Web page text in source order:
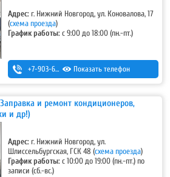
Адрес: г. Нижний Новгород, ул. Коновалова, 17
(схема проезда)
График работы:с 9:00 до 18:00 (пн.-пт.)
+7-903-600-41-19 Показать телефон
и ремонт кондиционеров,
и др!)
Адрес: г. Нижний Новгород, ул.
Шлиссельбургская, ГСК 48 (схема проезда)
График работы:с 10:00 до 19:00 (пн.-пт.) по
записи (сб.-вс.)